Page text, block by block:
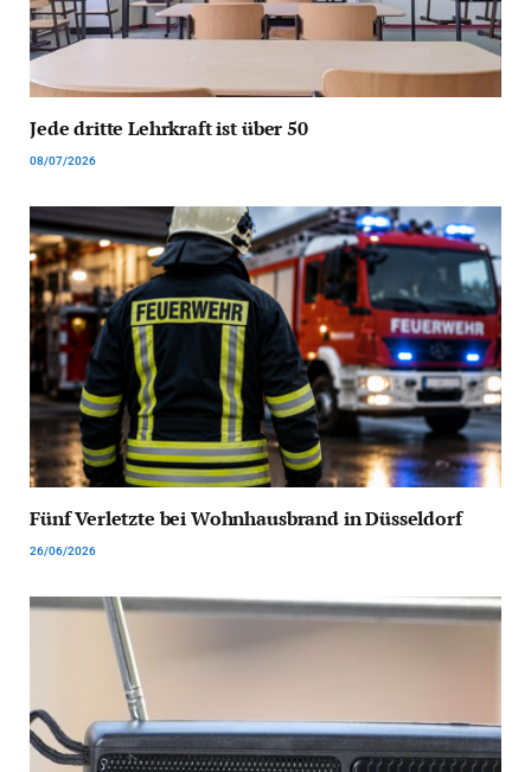
Jede dritte Lehrkraft ist über 50
08/07/2026
Fünf Verletzte bei Wohnhausbrand in Düsseldorf
26/06/2026